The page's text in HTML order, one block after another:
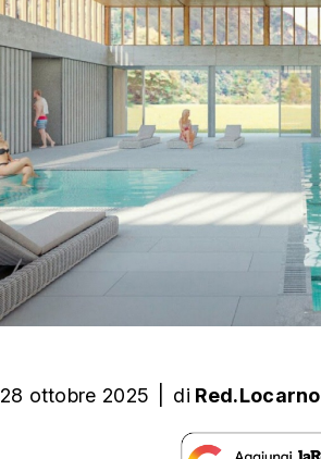
28 ottobre 2025 di Red.Locarno